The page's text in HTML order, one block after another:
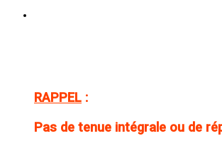
RAPPEL :
Pas de tenue intégrale ou de